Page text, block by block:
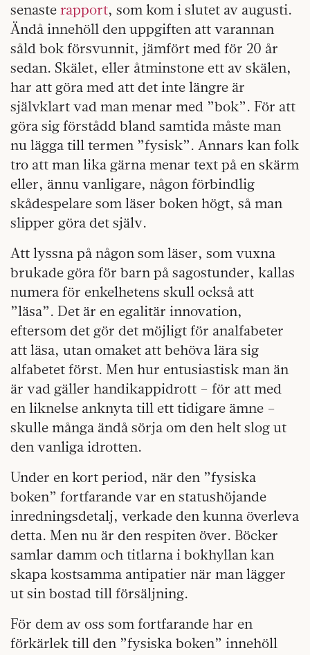
senaste rapport, som kom i slutet av augusti.
Ändå innehöll den uppgiften att varannan
såld bok försvunnit, jämfört med för 20 år
sedan. Skälet, eller åtminstone ett av skälen,
har att göra med att det inte längre är
självklart vad man menar med ”bok”. För att
göra sig förstådd bland samtida måste man
nu lägga till termen ”fysisk”. Annars kan folk
tro att man lika gärna menar text på en skärm
eller, ännu vanligare, någon förbindlig
skådespelare som läser boken högt, så man
slipper göra det själv.
Att lyssna på någon som läser, som vuxna
brukade göra för barn på sagostunder, kallas
numera för enkelhetens skull också att
”läsa”. Det är en egalitär innovation,
eftersom det gör det möjligt för analfabeter
att läsa, utan omaket att behöva lära sig
alfabetet först. Men hur entusiastisk man än
är vad gäller handikappidrott – för att med
en liknelse anknyta till ett tidigare ämne –
skulle många ändå sörja om den helt slog ut
den vanliga idrotten.
Under en kort period, när den ”fysiska
boken” fortfarande var en statushöjande
inredningsdetalj, verkade den kunna överleva
detta. Men nu är den respiten över. Böcker
samlar damm och titlarna i bokhyllan kan
skapa kostsamma antipatier när man lägger
ut sin bostad till försäljning.
För dem av oss som fortfarande har en
förkärlek till den ”fysiska boken” innehöll